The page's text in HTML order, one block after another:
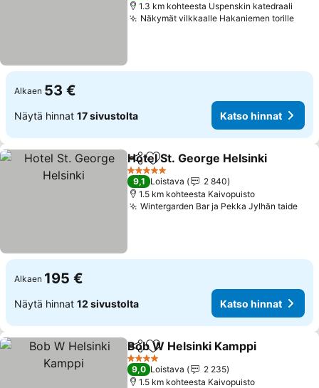
1.3 km kohteesta Uspenskin katedraali
Näkymät vilkkaalle Hakaniemen torille
Alkaen 53 €
Näytä hinnat 17 sivustolta Katso hinnat
Jaa Lisää suosikkeihin
Hotel St. George Helsinki
5 Tähtiluokitus
9,1 Loistava
2 840
1.5 km kohteesta Kaivopuisto
Wintergarden Bar ja Pekka Jylhän taide
Alkaen 195 €
Näytä hinnat 12 sivustolta Katso hinnat
Jaa Lisää suosikkeihin
Bob W Helsinki Kamppi
4 Tähtiluokitus
9,0 Loistava
2 235
1.5 km kohteesta Kaivopuisto